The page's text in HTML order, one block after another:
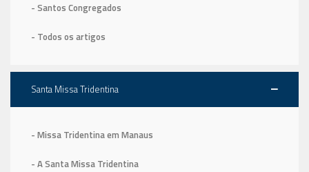
- Santos Congregados
- Todos os artigos
Santa Missa Tridentina
- Missa Tridentina em Manaus
- A Santa Missa Tridentina